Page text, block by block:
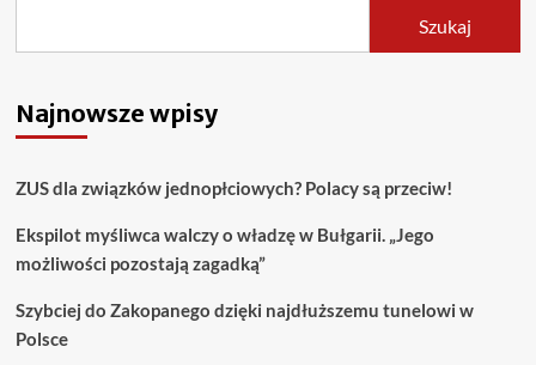
Szukaj
Najnowsze wpisy
ZUS dla związków jednopłciowych? Polacy są przeciw!
Ekspilot myśliwca walczy o władzę w Bułgarii. „Jego
możliwości pozostają zagadką”
Szybciej do Zakopanego dzięki najdłuższemu tunelowi w
Polsce